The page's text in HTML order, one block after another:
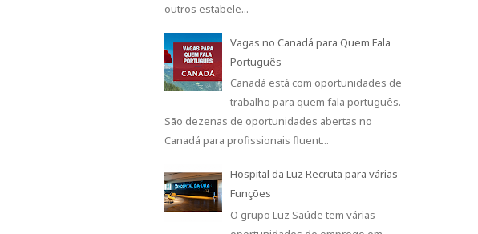
outros estabele...
Vagas no Canadá para Quem Fala
Português
Canadá está com oportunidades de
trabalho para quem fala português.
São dezenas de oportunidades abertas no
Canadá para profissionais fluent...
Hospital da Luz Recruta para várias
Funções
O grupo Luz Saúde tem várias